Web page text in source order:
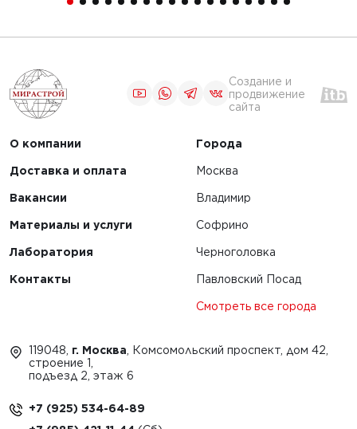
Создание и
продвижение
сайта
О компании
Доставка и оплата
Вакансии
Материалы и услуги
Лаборатория
Контакты
Города
Москва
Владимир
Софрино
Черноголовка
Павловский Посад
Смотреть все города
119048, г. Москва , Комсомольский проспект, дом 42,
строение 1,
подъезд 2, этаж 6
+7 (925) 534-64-89